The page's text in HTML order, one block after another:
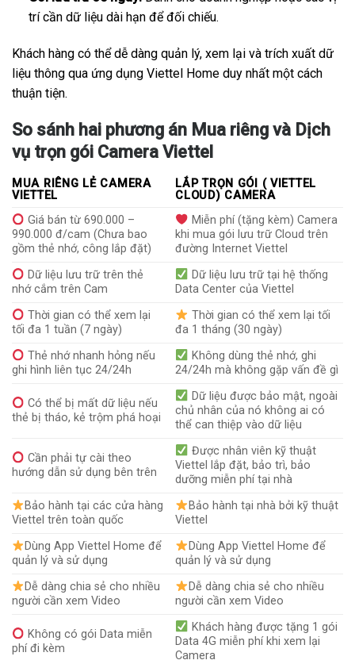
trí cần dữ liệu dài hạn để đối chiếu.
Khách hàng có thể dễ dàng quản lý, xem lại và trích xuất dữ
liệu thông qua ứng dụng Viettel Home duy nhất một cách
thuận tiện.
So sánh hai phương án Mua riêng và Dịch
vụ trọn gói Camera Viettel
MUA RIÊNG LẺ CAMERA
VIETTEL
LẮP TRỌN GÓI ( VIETTEL
CLOUD) CAMERA
Giá bán từ 690.000 –
990.000 đ/cam (Chưa bao
gồm thẻ nhớ, công lắp đặt)
Miễn phí (tặng kèm) Camera
khi mua gói lưu trữ Cloud trên
đường Internet Viettel
Dữ liệu lưu trữ trên thẻ
nhớ cắm trên Cam
Dữ liệu lưu trữ tại hệ thống
Data Center của Viettel
Thời gian có thể xem lại
tối đa 1 tuần (7 ngày)
Thời gian có thể xem lại tối
đa 1 tháng (30 ngày)
Thẻ nhớ nhanh hỏng nếu
ghi hình liên tục 24/24h
Không dùng thẻ nhớ, ghi
24/24h mà không gặp vấn đề gì
Có thể bị mất dữ liệu nếu
thẻ bị tháo, kẻ trộm phá hoại
Dữ liệu được bảo mật, ngoài
chủ nhân của nó không ai có
thể can thiệp vào dữ liệu
Cần phải tự cài theo
hướng dẫn sử dụng bên trên
Được nhân viên kỹ thuật
Viettel lắp đặt, bảo trì, bảo
dưỡng miễn phí tại nhà
Bảo hành tại các cửa hàng
Viettel trên toàn quốc
Bảo hành tại nhà bởi kỹ thuật
Viettel
Dùng App Viettel Home để
quản lý và sử dụng
Dùng App Viettel Home để
quản lý và sử dụng
Dễ dàng chia sẻ cho nhiều
người cần xem Video
Dễ dàng chia sẻ cho nhiều
người cần xem Video
Không có gói Data miễn
phí đi kèm
Khách hàng được tặng 1 gói
Data 4G miễn phí khi xem lại
Camera